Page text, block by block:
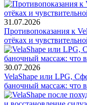
31.07.2026
Противопоказания к
отёках и
30.07.2026
VelaShape или LPG,
баночный массаж: что